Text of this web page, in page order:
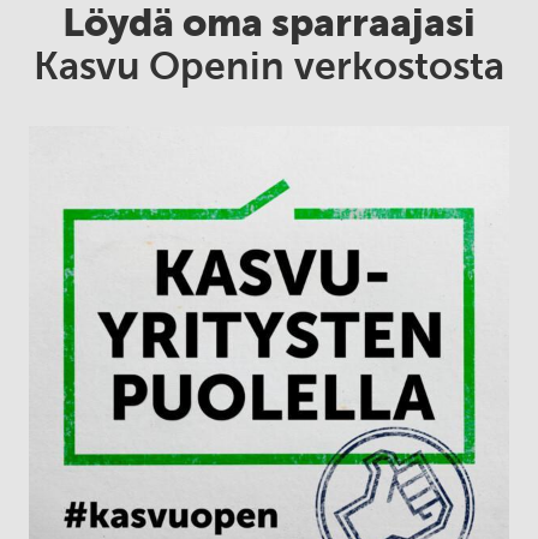
Löydä oma sparraajasi
Kasvu Openin verkostosta